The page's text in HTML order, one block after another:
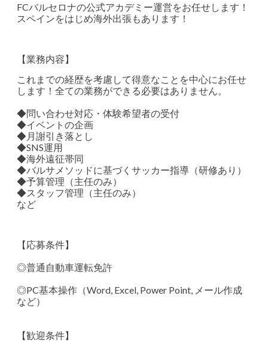
FCバルセロナの公式アカデミー運営をお任せします！
スペインをはじめ海外出張もあります！
【業務内容】
これまでの経歴を考慮して得意なことを中心にお任せ
します！全ての業務ができる必要はありません。
◆問い合わせ対応・体験希望者の受付
◆イベントの企画
◆月謝引き落とし
◆SNS運用
◆海外遠征帯同
◆バルサメソッドに基づくサッカー指導（研修あり）
◆予算管理（主任のみ）
◆スタッフ管理（主任のみ）
など
【応募条件】
◎普通自動車運転免許
◎PC基本操作（Word, Excel, Power Point, メール作成
など）
【歓迎条件】